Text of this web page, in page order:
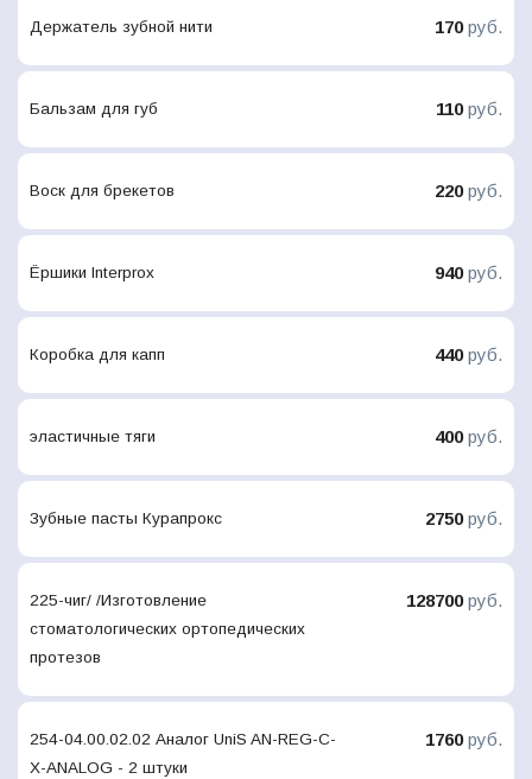
Держатель зубной нити 170руб.
Бальзам для губ 110руб.
Воск для брекетов 220руб.
Ёршики Interprox 940руб.
Коробка для капп 440руб.
эластичные тяги 400руб.
Зубные пасты Курапрокс 2750руб.
225-чиг/ /Изготовление
стоматологических ортопедических
протезов
128700руб.
254-04.00.02.02 Аналог UniS AN-REG-C-
X-ANALOG - 2 штуки
1760руб.